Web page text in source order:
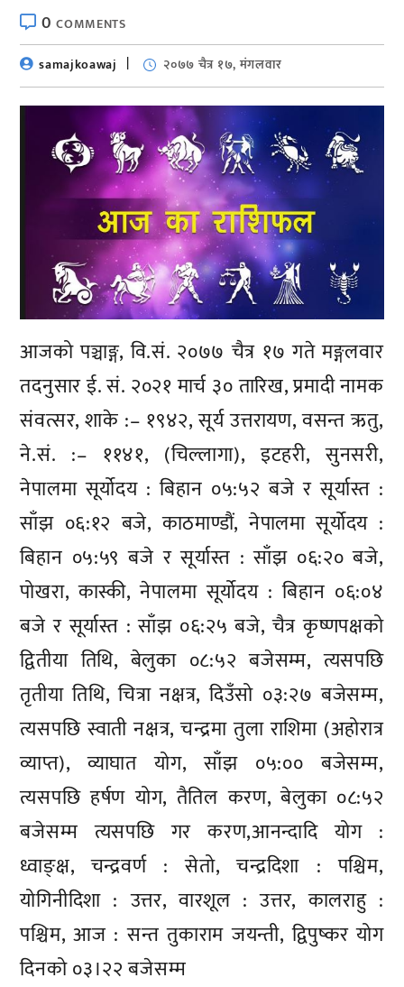
0COMMENTS
samajkoawaj
२०७७ चैत्र १७, मंगलवार
आजको पञ्चाङ्ग, वि.सं. २०७७ चैत्र १७ गते मङ्गलवार
तदनुसार ई. सं. २०२१ मार्च ३० तारिख, प्रमादी नामक
संवत्सर, शाके :– १९४२, सूर्य उत्तरायण, वसन्त ऋतु,
ने.सं. :– ११४१, (चिल्लागा), इटहरी, सुनसरी,
नेपालमा सूर्योदय : बिहान ०५:५२ बजे र सूर्यास्त :
साँझ ०६:१२ बजे, काठमाण्डौं, नेपालमा सूर्योदय :
बिहान ०५:५९ बजे र सूर्यास्त : साँझ ०६:२० बजे,
पोखरा, कास्की, नेपालमा सूर्योदय : बिहान ०६:०४
बजे र सूर्यास्त : साँझ ०६:२५ बजे, चैत्र कृष्णपक्षको
द्वितीया तिथि, बेलुका ०८:५२ बजेसम्म, त्यसपछि
तृतीया तिथि, चित्रा नक्षत्र, दिउँसो ०३:२७ बजेसम्म,
त्यसपछि स्वाती नक्षत्र, चन्द्रमा तुला राशिमा (अहोरात्र
व्याप्त), व्याघात योग, साँझ ०५:०० बजेसम्म,
त्यसपछि हर्षण योग, तैतिल करण, बेलुका ०८:५२
बजेसम्म त्यसपछि गर करण,आनन्दादि योग :
ध्वाङ्क्ष, चन्द्रवर्ण : सेतो, चन्द्रदिशा : पश्चिम,
योगिनीदिशा : उत्तर, वारशूल : उत्तर, कालराहु :
पश्चिम, आज : सन्त तुकाराम जयन्ती, द्विपुष्कर योग
दिनको ०३।२२ बजेसम्म